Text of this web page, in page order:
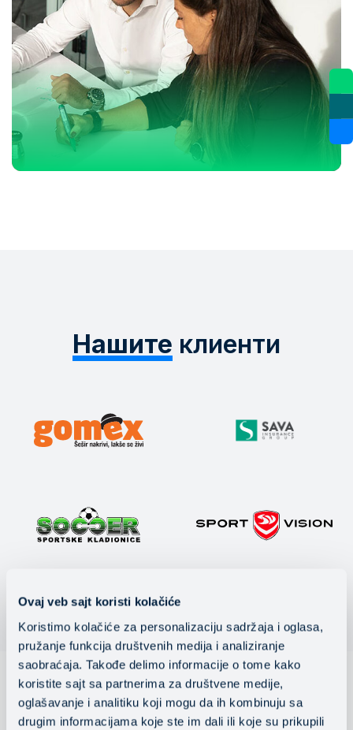
Ovaj veb sajt koristi kolačiće
Koristimo kolačiće za personalizaciju sadržaja i oglasa,
pružanje funkcija društvenih medija i analiziranje
saobraćaja. Takođe delimo informacije o tome kako
koristite sajt sa partnerima za društvene medije,
oglašavanje i analitiku koji mogu da ih kombinuju sa
drugim informacijama koje ste im dali ili koje su prikupili
Нашите клиенти